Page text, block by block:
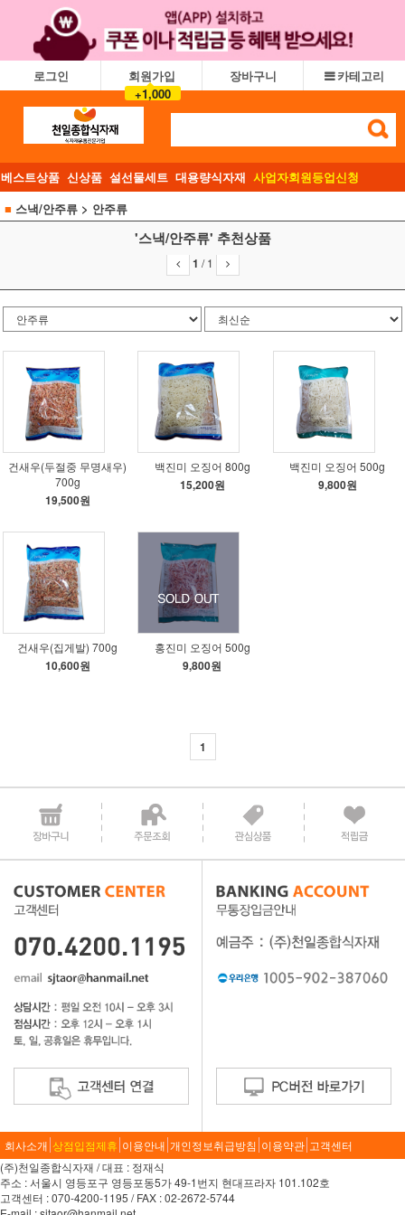
로그인
회원가입
+1,000
장바구니 카테고리
베스트상품 신상품 설선물세트 대용량식자재 사업자회원등업신청
■ 스낵/안주류 > 안주류
'스낵/안주류' 추천상품
1 /1
건새우(두절중 무명새우)
700g
19,500원
백진미 오징어 800g
15,200원
백진미 오징어 500g
9,800원
건새우(집게발) 700g
10,600원
홍진미 오징어 500g
9,800원
1
회사소개 상점입점제휴 이용안내 개인정보취급방침 이용약관 고객센터
(주)천일종합식자재 / 대표 : 정재식
주소 : 서울시 영등포구 영등포동5가 49-1번지 현대프라자 101.102호
고객센터 : 070-4200-1195 / FAX : 02-2672-5744